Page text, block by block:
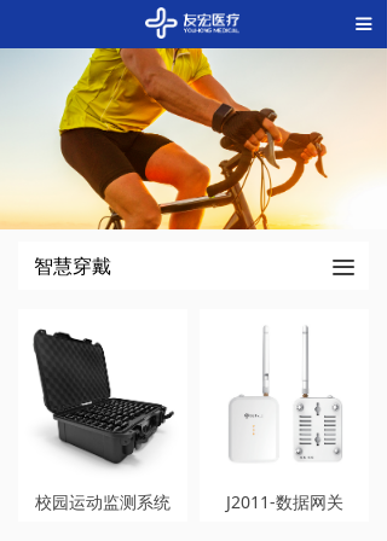
끀
智慧穿戴 끀
校园运动监测系统 J2011-数据网关